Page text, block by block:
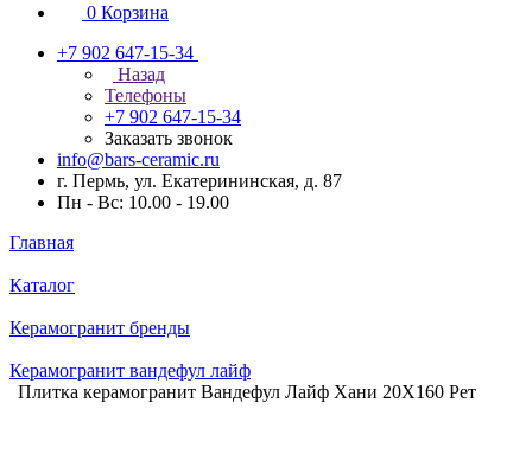
0 Корзина
+7 902 647-15-34
Назад
Телефоны
+7 902 647-15-34
Заказать звонок
info@bars-ceramic.ru
г. Пермь, ул. Екатерининская, д. 87
Пн - Вс: 10.00 - 19.00
Главная
Каталог
Керамогранит бренды
Керамогранит вандефул лайф
Плитка керамогранит Вандефул Лайф Хани 20X160 Рет